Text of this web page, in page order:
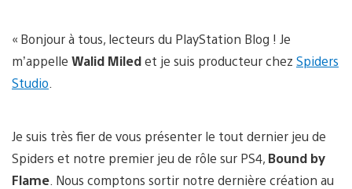
« Bonjour à tous, lecteurs du PlayStation Blog ! Je
m’appelle Walid Miledet je suis producteur chez Spiders
Studio
Je suis très fier de vous présenter le tout dernier jeu de
Spiders et notre premier jeu de rôle sur PS4, Bound by
Flame . Nous comptons sortir notre dernière création au